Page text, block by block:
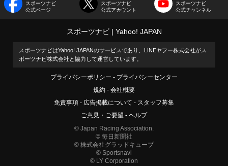
スポーツナビ
公式ページ
スポーツナビ
公式アカウント
スポーツナビ
公式チャンネル
スポーツナビ Yahoo! JAPAN
スポーツナビはYahoo! JAPANのサービスであり、LINEヤフー株式会社がス
ポーツナビ株式会社と協力して運営しています。
プライバシーポリシー
プライバシーセンター
規約
会社概要
免責事項
広告掲載について
スタッフ募集
ご意見・ご要望
ヘルプ
© Japan Racing Association.
© 毎日新聞社
© 株式会社グラッドキューブ
© Sportsnavi
© LY Corporation